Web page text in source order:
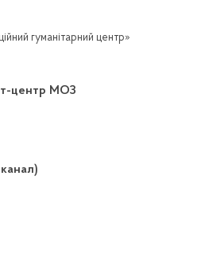
гуманітарний центр»
центр МОЗ